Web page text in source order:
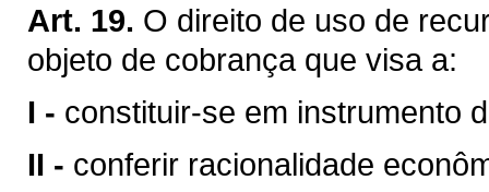
Art. 19. O direito de uso de
objeto de cobrança que visa a:
I - constituir-se em instrumento
II - conferir racionalidade